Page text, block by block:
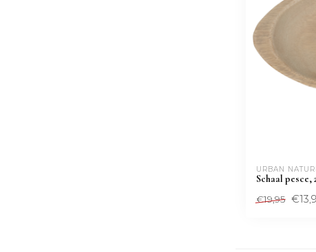
URBAN
Schaal pesce,
€19,95